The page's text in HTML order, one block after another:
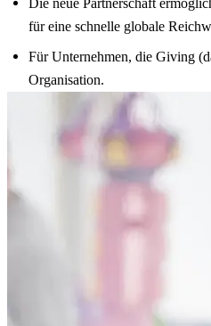
für eine schnelle globale
Für Unternehmen, die Giving
Organisation.